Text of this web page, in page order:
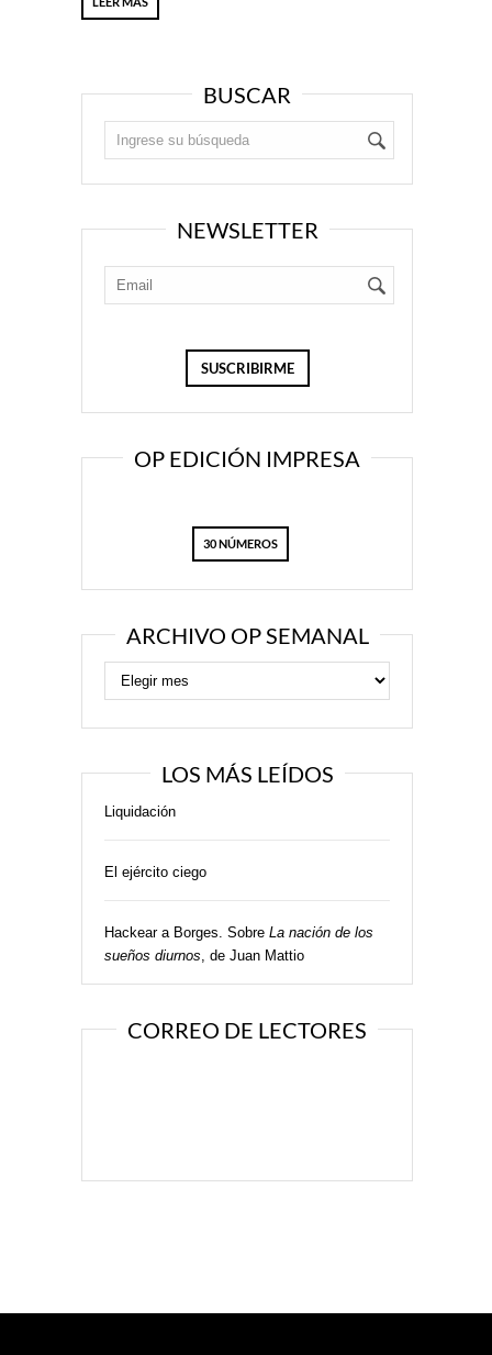
BUSCAR
NEWSLETTER
OP EDICIÓN IMPRESA
30 NÚMEROS
ARCHIVO OP SEMANAL
LOS MÁS LEÍDOS
Liquidación
El ejército ciego
Hackear a Borges. Sobre La nación de los
sueños diurnos, de Juan Mattio
CORREO DE LECTORES